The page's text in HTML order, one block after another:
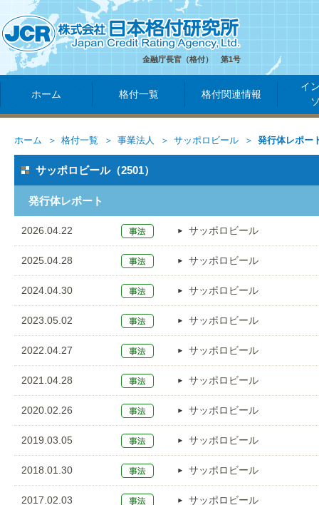
金融庁長官（格付） 第1号
ホーム 格付一覧 格付関連情報
イ
ホーム 格付一覧 事業法人 サッポロビール 発行体レポー
サッポロビール（2501）
発行体レポート
2026.04.22 サッポロビール
2025.04.28 サッポロビール
2024.04.30 サッポロビール
2023.05.02 サッポロビール
2022.04.27 サッポロビール
2021.04.28 サッポロビール
2020.02.26 サッポロビール
2019.03.05 サッポロビール
2018.01.30 サッポロビール
2017.02.03 サッポロビール